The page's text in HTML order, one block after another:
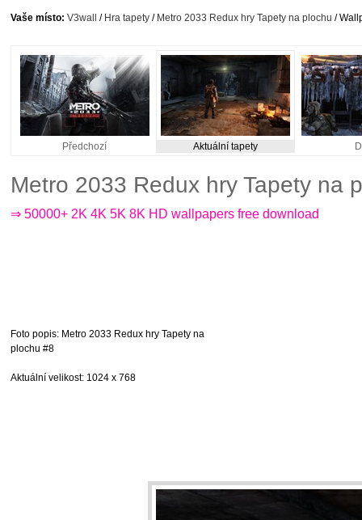
Vaše místo: V3wall / Hra tapety / Metro 2033 Redux hry Tapety na plochu /
Předchozí Aktuální tapety
Metro 2033 Redux hry Tapety na
⇒ 50000+ 2K 4K 5K 8K HD wallpapers free download
Foto popis: Metro 2033 Redux hry Tapety na
plochu #8
Aktuální velikost: 1024 x 768